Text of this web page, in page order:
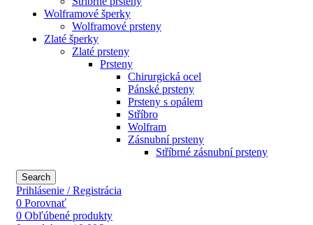
Wolframové šperky
Wolframové prsteny
Zlaté šperky
Zlaté prsteny
Prsteny
Chirurgická ocel
Pánské prsteny
Prsteny s opálem
Stříbro
Wolfram
Zásnubní prsteny
Stříbrné zásnubní prsteny
Search
Prihlásenie / Registrácia
0 Porovnať
0 Obľúbené produkty